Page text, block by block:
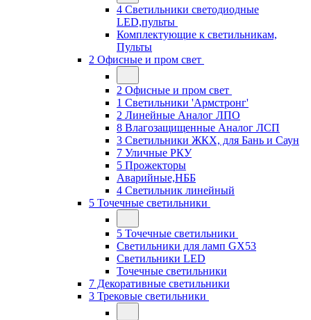
4 Светильники светодиодные
LED,пульты
Комплектующие к светильникам,
Пульты
2 Офисные и пром свет
2 Офисные и пром свет
1 Светильники 'Армстронг'
2 Линейные Аналог ЛПО
8 Влагозащищенные Аналог ЛСП
3 Светильники ЖКХ, для Бань и Саун
7 Уличные РКУ
5 Прожекторы
Аварийные,НББ
4 Светильник линейный
5 Точечные светильники
5 Точечные светильники
Светильники для ламп GХ53
Cветильники LED
Точечные светильники
7 Декоративные светильники
3 Трековые светильники